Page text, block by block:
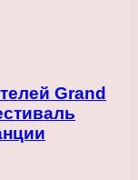
Grand